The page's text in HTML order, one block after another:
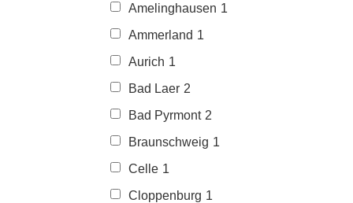
Amelinghausen 1
Ammerland 1
Aurich 1
Bad Laer 2
Bad Pyrmont 2
Braunschweig 1
Celle 1
Cloppenburg 1